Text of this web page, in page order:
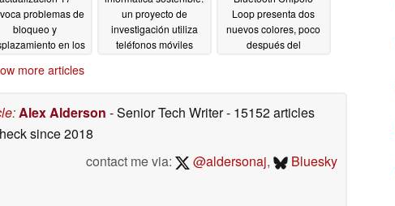
problemas de
bloqueo y
en los
06/22/2026
un proyecto de
investigación utiliza
teléfonos móviles
Loop presenta dos
nuevos colores, poco
después del
more articles
:Alex Alderson - Senior Tech Writer- 15152 articles
since 2018
contact me via:
@aldersonaj, Bluesky